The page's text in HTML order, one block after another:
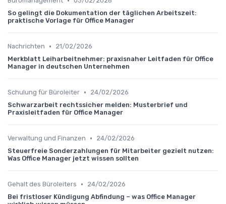
So gelingt die Dokumentation der täglichen Arbeitszeit:
praktische Vorlage für Office Manager
Nachrichten •
21/02/2026
Merkblatt Leiharbeitnehmer: praxisnaher Leitfaden für Office
Manager in deutschen Unternehmen
Schulung für Büroleiter •
24/02/2026
Schwarzarbeit rechtssicher melden: Musterbrief und
Praxisleitfaden für Office Manager
Verwaltung und Finanzen •
24/02/2026
Steuerfreie Sonderzahlungen für Mitarbeiter gezielt nutzen:
Was Office Manager jetzt wissen sollten
Gehalt des Büroleiters •
24/02/2026
Bei fristloser Kündigung Abfindung – was Office Manager